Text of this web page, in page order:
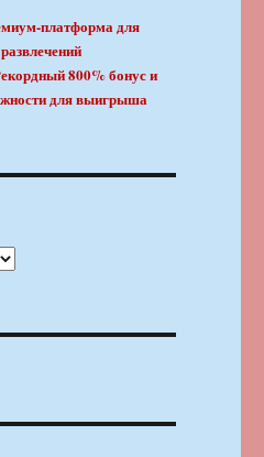
платформа для
800% бонус и
для выигрыша